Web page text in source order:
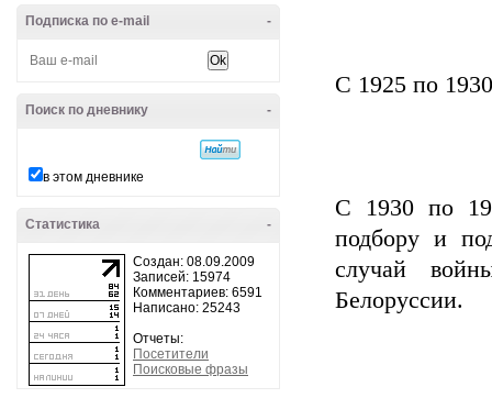
-
Подписка по e-mail
-
Поиск по дневнику
в этом дневнике
-
Статистика
Создан: 08.09.2009
Записей: 15974
Комментариев: 6591
Написано: 25243
Отчеты:
Посетители
Поисковые фразы
С 1925 по
С 1930 по
подбору и
случай
Белоруссии.